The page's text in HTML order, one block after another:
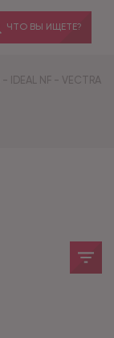
ЧТО ВЫ ИЩЕТЕ?
- IDEAL NF - VECTRA